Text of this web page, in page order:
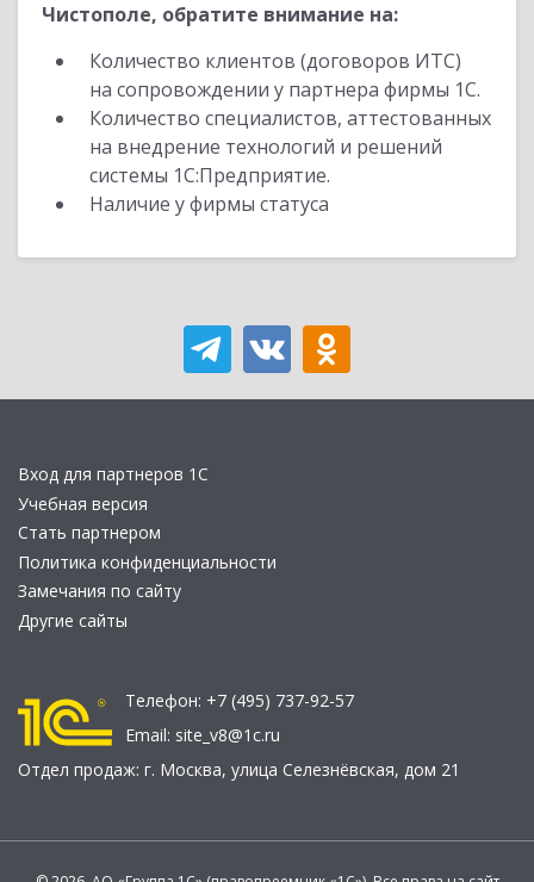
Чистополе, обратите внимание на:
Количество клиентов (договоров ИТС)
на сопровождении у партнера фирмы 1С.
Количество специалистов, аттестованных
на внедрение технологий и решений
системы 1С:Предприятие.
Наличие у фирмы статуса
Вход для партнеров 1С
Учебная версия
Стать партнером
Политика конфиденциальности
Замечания по сайту
Другие сайты
Телефон: +7 (495) 737-92-57
Email: site_v8@1c.ru
Отдел продаж: г. Москва, улица Селезнёвская, дом 21